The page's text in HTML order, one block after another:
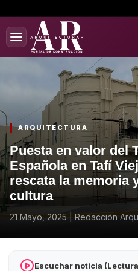
ARQUITECTURA
Puesta en valor del
Española en Tafí
rescata la memoria
cultura
21 Mayo, 2025|Redacción
Escuchar noticia